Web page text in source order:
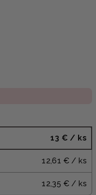
13 € / ks
12,61 € / ks
12,35 € / ks